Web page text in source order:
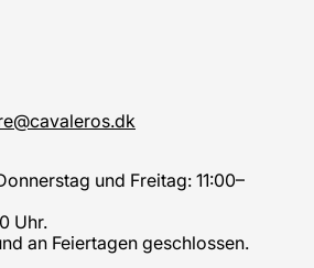
und Freitag: 11:00–
Uhr.
an Feiertagen geschlossen.